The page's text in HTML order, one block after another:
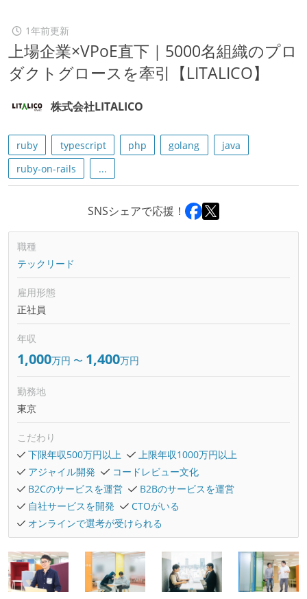
1年前更新
上場企業×VPoE直下｜5000名組織のプロ
ダクトグロースを牽引【LITALICO】
株式会社LITALICO
ruby typescript php golang
java
ruby-on-rails
...
SNSシェアで応援！
職種
テックリード
雇用形態
正社員
年収
1,000万円 〜 1,400万円
勤務地
東京
こだわり
下限年収500万円以上
上限年収1000万円以上
アジャイル開発
コードレビュー文化
B2Cのサービスを運営
B2Bのサービスを運営
自社サービスを開発
CTOがいる
オンラインで選考が受けられる